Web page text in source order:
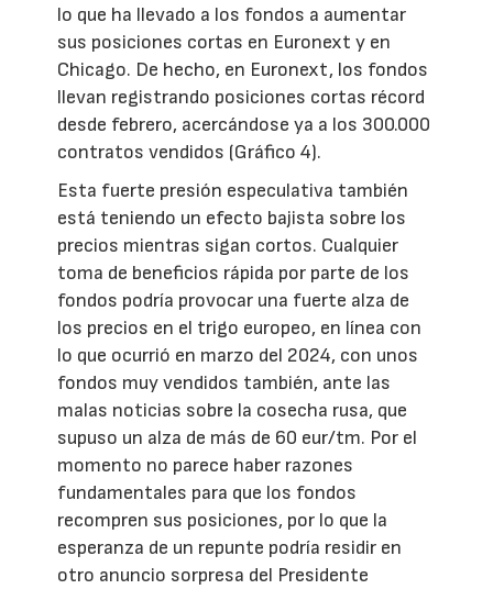
lo que ha llevado a los fondos a aumentar
sus posiciones cortas en Euronext y en
Chicago. De hecho, en Euronext, los fondos
llevan registrando posiciones cortas récord
desde febrero, acercándose ya a los 300.000
contratos vendidos (Gráfico 4).
Esta fuerte presión especulativa también
está teniendo un efecto bajista sobre los
precios mientras sigan cortos. Cualquier
toma de beneficios rápida por parte de los
fondos podría provocar una fuerte alza de
los precios en el trigo europeo, en línea con
lo que ocurrió en marzo del 2024, con unos
fondos muy vendidos también, ante las
malas noticias sobre la cosecha rusa, que
supuso un alza de más de 60 eur/tm. Por el
momento no parece haber razones
fundamentales para que los fondos
recompren sus posiciones, por lo que la
esperanza de un repunte podría residir en
otro anuncio sorpresa del Presidente